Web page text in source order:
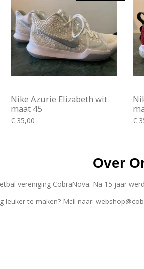
Nike Azurie Elizabeth wit
maat 45
€ 35,00 €
Over
vereniging CobraNova. Na 15 jaar
te maken? Mail naar: